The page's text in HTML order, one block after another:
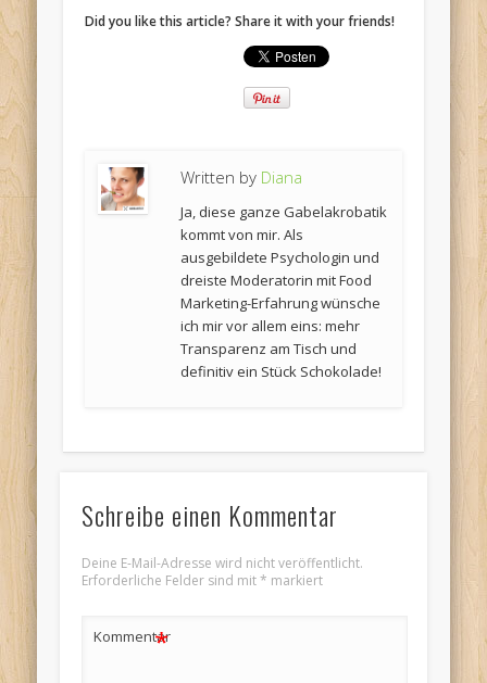
Did you like this article? Share it with your friends!
Written by Diana
Ja, diese ganze Gabelakrobatik
kommt von mir. Als
ausgebildete Psychologin und
dreiste Moderatorin mit Food
Marketing-Erfahrung wünsche
ich mir vor allem eins: mehr
Transparenz am Tisch und
definitiv ein Stück Schokolade!
Schreibe einen Kommentar
Deine E-Mail-Adresse wird nicht veröffentlicht.
Erforderliche Felder sind mit* markiert
Kommentar
*